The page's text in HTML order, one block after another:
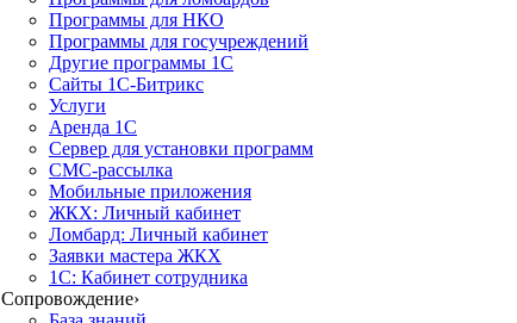
Программы для НКО
Программы для госучреждений
Другие программы 1С
Сайты 1С-Битрикс
Услуги
Аренда 1С
Сервер для установки программ
СМС-рассылка
Мобильные приложения
ЖКХ: Личный кабинет
Ломбард: Личный кабинет
Заявки мастера ЖКХ
1С: Кабинет сотрудника
Сопровождение›